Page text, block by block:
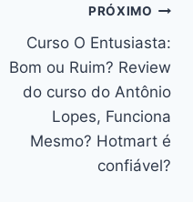
PRÓXIMO
Curso O Entusiasta:
Bom ou Ruim? Review
do curso do Antônio
Lopes, Funciona
Mesmo? Hotmart é
confiável?